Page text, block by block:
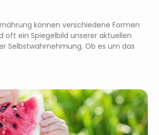
können verschiedene Formen
oft ein Spiegelbild unserer aktuellen
Selbstwahrnehmung. Ob es um das